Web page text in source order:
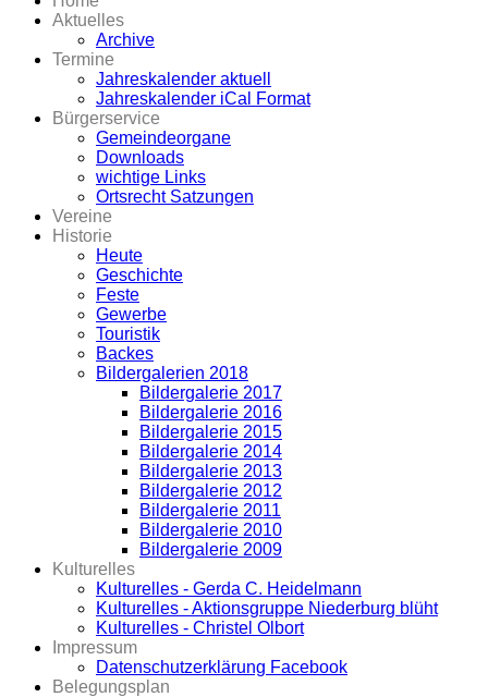
Aktuelles
Archive
Termine
Jahreskalender aktuell
Jahreskalender iCal Format
Bürgerservice
Gemeindeorgane
Downloads
wichtige Links
Ortsrecht Satzungen
Vereine
Historie
Heute
Geschichte
Feste
Gewerbe
Touristik
Backes
Bildergalerien 2018
Bildergalerie 2017
Bildergalerie 2016
Bildergalerie 2015
Bildergalerie 2014
Bildergalerie 2013
Bildergalerie 2012
Bildergalerie 2011
Bildergalerie 2010
Bildergalerie 2009
Kulturelles
Kulturelles - Gerda C. Heidelmann
Kulturelles - Aktionsgruppe Niederburg blüht
Kulturelles - Christel Olbort
Impressum
Datenschutzerklärung Facebook
Belegungsplan